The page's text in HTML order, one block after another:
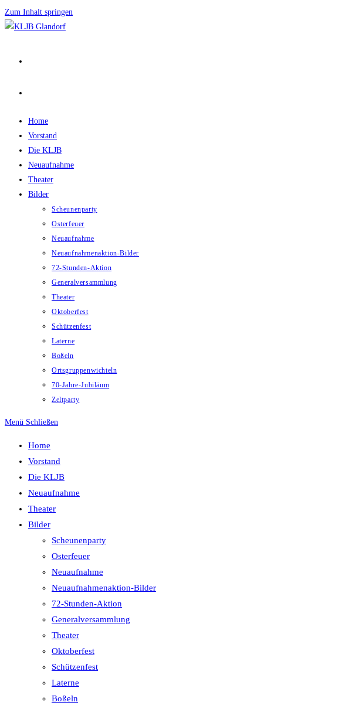
Zum Inhalt springen
Home
Vorstand
Die KLJB
Neuaufnahme
Theater
Bilder
Scheunenparty
Osterfeuer
Neuaufnahme
Neuaufnahmenaktion-Bilder
72-Stunden-Aktion
Generalversammlung
Theater
Oktoberfest
Schützenfest
Laterne
Boßeln
Ortsgruppenwichteln
70-Jahre-Jubiläum
Zeltparty
Menü Schließen
Home
Vorstand
Die KLJB
Neuaufnahme
Theater
Bilder
Scheunenparty
Osterfeuer
Neuaufnahme
Neuaufnahmenaktion-Bilder
72-Stunden-Aktion
Generalversammlung
Theater
Oktoberfest
Schützenfest
Laterne
Boßeln